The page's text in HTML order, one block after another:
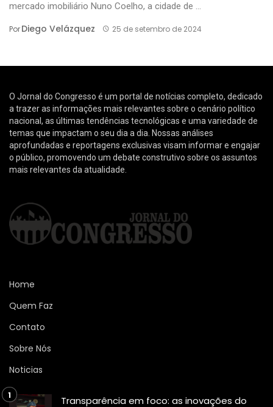
mercado imobiliário Nuno Coelho, a cidade de ...
PorDiego Velázquez 25 de setembro de 2024
O Jornal do Congresso é um portal de notícias completo, dedicado
a trazer as informações mais relevantes sobre o cenário político
nacional, as últimas tendências tecnológicas e uma variedade de
temas que impactam o seu dia a dia. Nossas análises
aprofundadas e reportagens exclusivas visam informar e engajar
o público, promovendo um debate construtivo sobre os assuntos
mais relevantes da atualidade.
Home
Quem Faz
Contato
Sobre Nós
Noticias
Transparência em foco: as inovações do